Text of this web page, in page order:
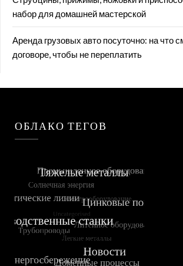
набор для домашней мастерской
Аренда грузовых авто посуточно: на что
договоре, чтобы не переплатить
ОБЛАКО ТЕГОВ